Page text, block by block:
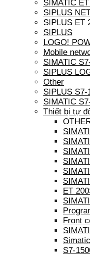
SIMATIC
SIPLUS
SIPLUS ET
SIPLUS
LOGO!
Mobile
SIMATIC
SIPLUS
Other
SIPLUS S7-
SIMATIC
Thiết bị tự
ET
Front
S7-